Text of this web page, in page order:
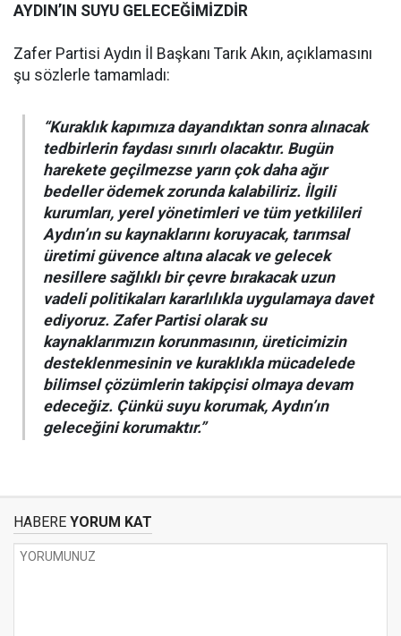
AYDIN’IN SUYU GELECEĞİMİZDİR
Zafer Partisi Aydın İl Başkanı Tarık Akın, açıklamasını
şu sözlerle tamamladı:
“Kuraklık kapımıza dayandıktan sonra alınacak
tedbirlerin faydası sınırlı olacaktır. Bugün
harekete geçilmezse yarın çok daha ağır
bedeller ödemek zorunda kalabiliriz. İlgili
kurumları, yerel yönetimleri ve tüm yetkilileri
Aydın’ın su kaynaklarını koruyacak, tarımsal
üretimi güvence altına alacak ve gelecek
nesillere sağlıklı bir çevre bırakacak uzun
vadeli politikaları kararlılıkla uygulamaya davet
ediyoruz. Zafer Partisi olarak su
kaynaklarımızın korunmasının, üreticimizin
desteklenmesinin ve kuraklıkla mücadelede
bilimsel çözümlerin takipçisi olmaya devam
edeceğiz. Çünkü suyu korumak, Aydın’ın
geleceğini korumaktır.”
HABERE YORUM KAT